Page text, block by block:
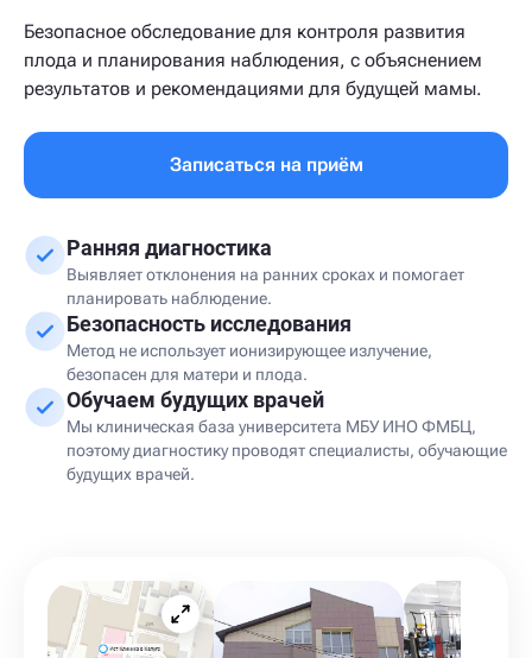
Безопасное обследование для контроля развития
плода и планирования наблюдения, с объяснением
результатов и рекомендациями для будущей мамы.
Записаться на приём
Ранняя диагностика
Выявляет отклонения на ранних сроках и помогает
планировать наблюдение.
Безопасность исследования
Метод не использует ионизирующее излучение,
безопасен для матери и плода.
Обучаем будущих врачей
Мы клиническая база университета МБУ ИНО ФМБЦ,
поэтому диагностику проводят специалисты, обучающие
будущих врачей.